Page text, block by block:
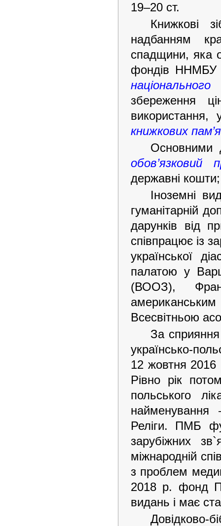
19–20 ст.
Книжкові
надбанням
спадщини, яка
фондів ННМБУ
збереження
книжкових пам’
Основними
обов’язковий
державні
Іноземні
гуманітарній
дарунків від
співпрацює із
української
палатою у
(ВООЗ),
Всесвітньою
За
українсько-
12 жовтня
Рівно рік
польського
найменування
Реліги. ПМБ
зарубіжних
міжнародній
з проблем
2018 р. фонд
видань і має
Довідково-